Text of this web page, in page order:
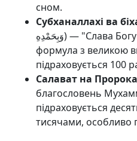
сном.
Субханаллахі ва
وَبِحَمْدِهِ) — "Слава Богу і хвала Йому." Коротка
формула з великою
підраховується 100
Салават на Пророка
благословень
підраховується
тисячами, особливо